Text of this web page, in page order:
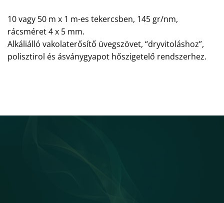
10 vagy 50 m x 1 m-es tekercsben, 145 gr/nm,
rácsméret 4 x 5 mm.
Alkáliálló vakolaterősítő üvegszövet, “dryvitoláshoz”,
polisztirol és ásványgyapot hőszigetelő rendszerhez.